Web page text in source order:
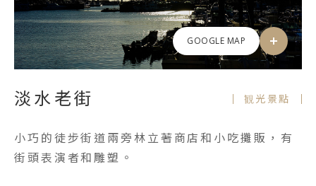
GOOGLE MAP
淡水老街 観光景點
小巧的徒步街道兩旁林立著商店和小吃攤販，有
街頭表演者和雕塑。